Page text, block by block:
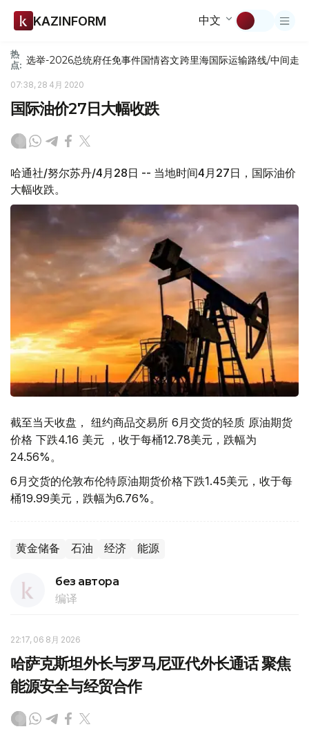
KAZINFORM 中文
热
点: 选举-2026总统府任免事件国情咨文跨里海国际运输路线/中间走廊
07:38, 28 4月 2020
国际油价27日大幅收跌
哈通社/努尔苏丹/4月28日 -- 当地时间4月27日，国际油价
大幅收跌。
截至当天收盘， 纽约商品交易所 6月交货的轻质 原油期货
价格 下跌4.16 美元 ，收于每桶12.78美元，跌幅为
24.56%。
6月交货的伦敦布伦特原油期货价格下跌1.45美元，收于每
桶19.99美元，跌幅为6.76%。
黄金储备 石油 经济 能源
без автора
编译
22:17, 06 8月 2026
哈萨克斯坦外长与罗马尼亚代外长通话 聚焦
能源安全与经贸合作